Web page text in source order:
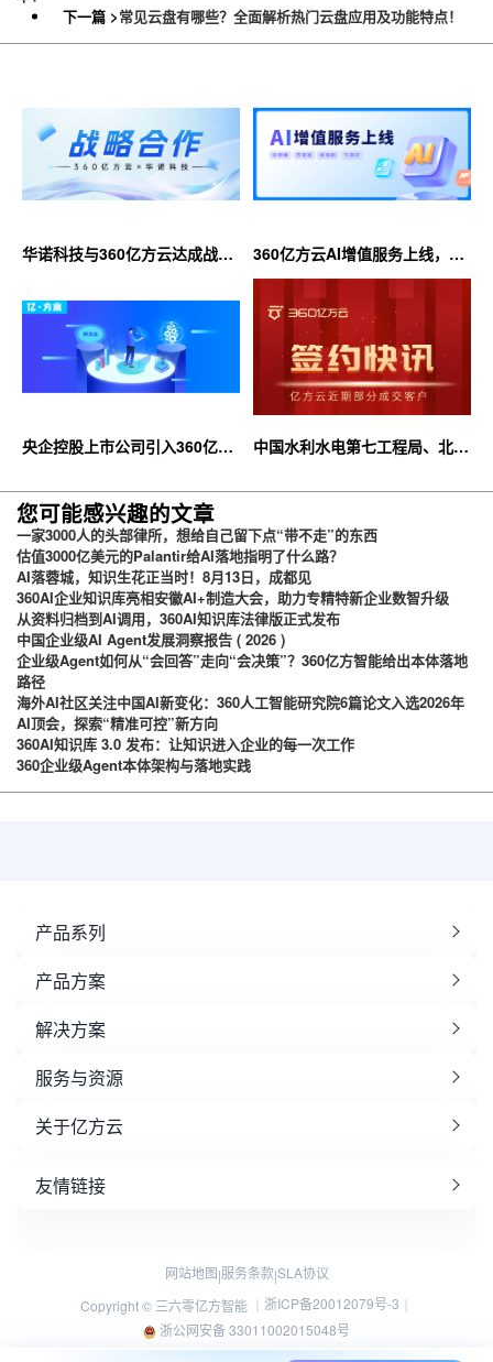
下一篇 >常见云盘有哪些？全面解析热门云盘应用及功能特点！
华诺科技与360亿方云达成战略
360亿方云AI增值服务上线，超
大限时优惠等你来！
央企控股上市公司引入360亿方
台
中国水利水电第七工程局、北京
您可能感兴趣的文章
一家3000人的头部律所，想给自己留下点“带不走”的东西
估值3000亿美元的Palantir给AI落地指明了什么路？
AI落蓉城，知识生花正当时！8月13日，成都见
360AI企业知识库亮相安徽AI+制造大会，助力专精特新企业数智升级
从资料归档到AI调用，360AI知识库法律版正式发布
中国企业级AI Agent发展洞察报告 ( 2026 )
企业级Agent如何从“会回答”走向“会决策”？360亿方智能给出本体落地
路径
海外AI社区关注中国AI新变化：360人工智能研究院6篇论文入选2026年
AI顶会，探索“精准可控”新方向
360AI知识库 3.0 发布：让知识进入企业的每一次工作
360企业级Agent本体架构与落地实践
产品系列
产品方案
解决方案
服务与资源
关于亿方云
友情链接
网站地图|服务条款|SLA协议
Copyright © 三六零亿方智能 ｜ 浙ICP备20012079号-3 ｜
浙公网安备 33011002015048号